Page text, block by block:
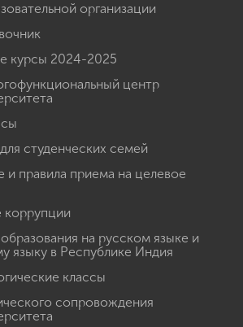
организации
курсы 2024-2025
центр
студенческих семей
и правила приема на целевое
коррупции
на русском языке и
языку в Республике Индия
классы
сопровождения